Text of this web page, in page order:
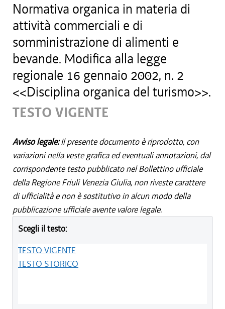
Normativa organica in materia di
attività commerciali e di
somministrazione di alimenti e
bevande. Modifica alla legge
regionale 16 gennaio 2002, n. 2
<<Disciplina organica del turismo>>.
TESTO VIGENTE
Avviso legale:Il presente documento è riprodotto, con
variazioni nella veste grafica ed eventuali annotazioni, dal
corrispondente testo pubblicato nel Bollettino ufficiale
della Regione Friuli Venezia Giulia, non riveste carattere
di ufficialità e non è sostitutivo in alcun modo della
pubblicazione ufficiale avente valore legale.
Scegli il testo:
TESTO VIGENTE
TESTO STORICO